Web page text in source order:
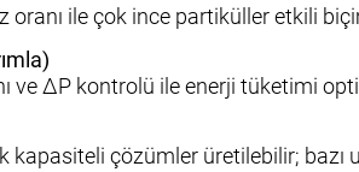
oranı ile çok ince partiküller etkili
ve ΔP kontrolü ile enerji tüketimi
çözümler üretilebilir; bazı